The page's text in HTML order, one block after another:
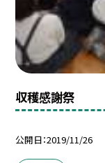
収穫感謝祭
公開日 2019/11/26